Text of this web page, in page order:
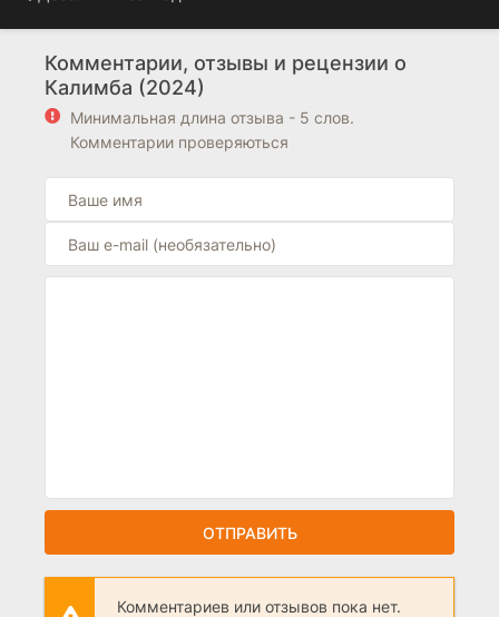
Комментарии, отзывы и рецензии о
Калимба (2024)
Минимальная длина отзыва - 5 слов.
Комментарии проверяються
ОТПРАВИТЬ
Комментариев или отзывов пока нет.